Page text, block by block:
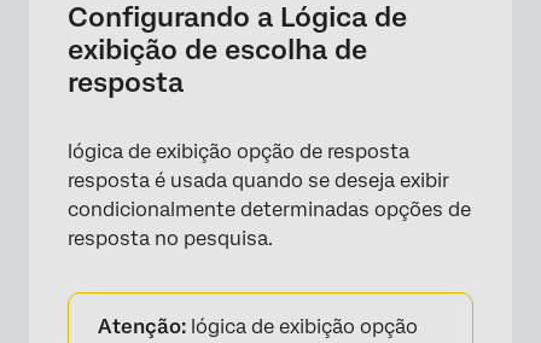
Configurando a Lógica de
exibição de escolha de
resposta
lógica de exibição opção de resposta
resposta é usada quando se deseja exibir
condicionalmente determinadas opções de
resposta no pesquisa.
Atenção: lógica de exibição opção